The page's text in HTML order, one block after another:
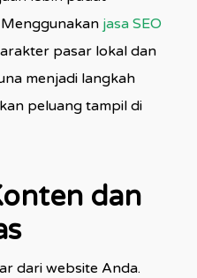
jasa SEO
pasar lokal dan
menjadi langkah
peluang tampil di
dan
dari website Anda.